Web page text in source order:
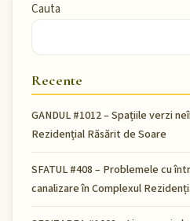
Cauta
Recente
GANDUL #1012 – Spațiile verzi
Rezidențial Răsărit de Soare
SFATUL #408 – Problemele cu
canalizare în Complexul